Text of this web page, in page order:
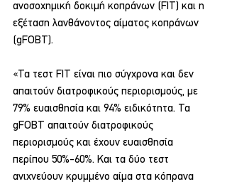
ανοσοχημική δοκιμή κοπράνων (FIT) και η
εξέταση λανθάνοντος αίματος κοπράνων
(gFOBT).
«Τα τεστ FIT είναι πιο σύγχρονα και δεν
απαιτούν διατροφικούς περιορισμούς, με
79% ευαισθησία και 94% ειδικότητα. Τα
gFOBT απαιτούν διατροφικούς
περιορισμούς και έχουν ευαισθησία
περίπου 50%-60%. Και τα δύο τεστ
ανιχνεύουν κρυμμένο αίμα στα κόπρανα